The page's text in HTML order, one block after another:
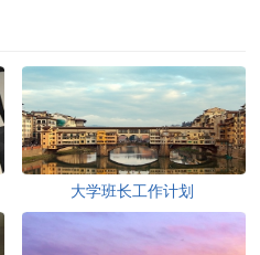
大学班长工作计划